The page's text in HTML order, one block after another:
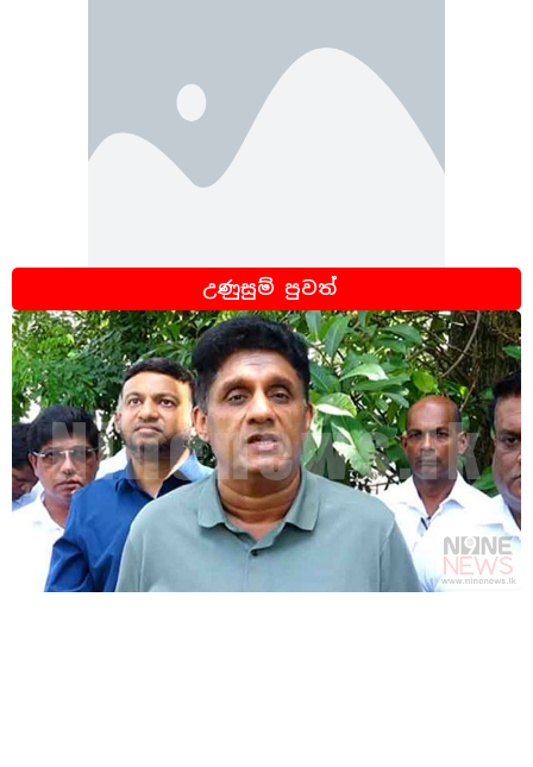
උණුසුම් පුවත්